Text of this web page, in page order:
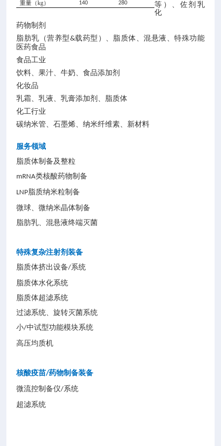
重量（kg） 140 280
等）、佐剂乳
化
药物制剂
脂肪乳（营养型&载药型）、脂质体、混悬液、特殊功能
医药食品
食品工业
饮料、果汁、牛奶、食品添加剂
化妆品
乳霜、乳液、乳膏添加剂、脂质体
化工行业
碳纳米管、石墨烯、纳米纤维素、新材料
服务领域
脂质体制备及整粒
mRNA类核酸药物制备
LNP脂质纳米粒制备
微球、微纳米晶体制备
脂肪乳、混悬液终端灭菌
特殊复杂注射剂装备
脂质体挤出设备/系统
脂质体水化系统
脂质体超滤系统
过滤系统、旋转灭菌系统
小/中试型功能模块系统
高压均质机
核酸疫苗/药物制备装备
微流控制备仪/系统
超滤系统